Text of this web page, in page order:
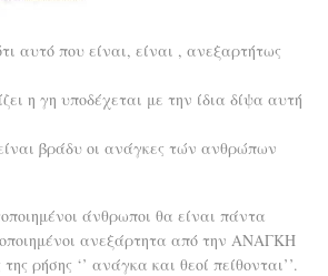
αυτό που είναι, είναι , ανεξαρτήτως
η γη υποδέχεται με την ίδια δίψα αυτή
βράδυ οι ανάγκες τών ανθρώπων
άνθρωποι θα είναι πάντα
ανεξάρτητα από την ΑΝΑΓΚΗ
ρήσης ‘’ ανάγκα και θεοί πείθονται’’.